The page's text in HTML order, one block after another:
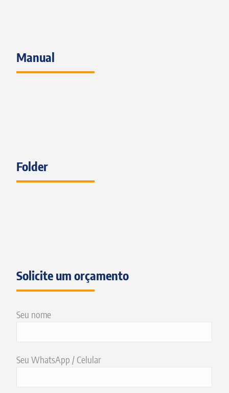
Manual
Folder
Solicite um orçamento
Seu nome
Seu WhatsApp / Celular